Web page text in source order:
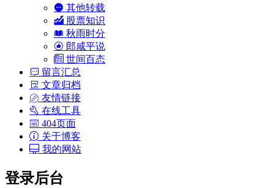
其他转载
股票知识
秋雨时分
郎咸平说
世间百态
留言汇总
文章归档
友情链接
在线工具
404页面
关于博客
我的网站
登录后台